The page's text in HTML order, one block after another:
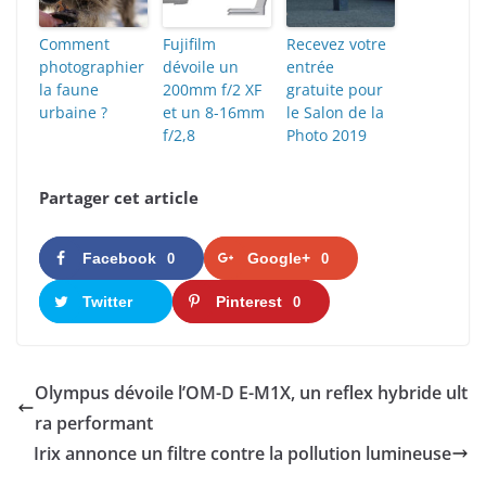
Comment
photographier
la faune
urbaine ?
Fujifilm
dévoile un
200mm f/2 XF
et un 8-16mm
f/2,8
Recevez votre
entrée
gratuite pour
le Salon de la
Photo 2019
Partager cet article
Facebook 0 Google+ 0
Twitter Pinterest 0
Olympus dévoile l’OM-D E-M1X, un reflex hybride ult
ra performant
Irix annonce un filtre contre la pollution lumineuse